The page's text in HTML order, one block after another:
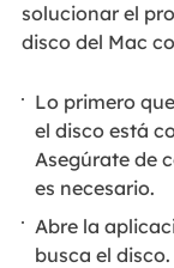
solucionar el
disco del Mac
Lo primero
el disco está
Asegúrate de
es necesario.
Abre la
busca el